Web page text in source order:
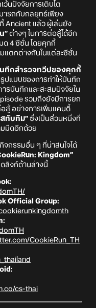
ว้นปัจจัยการเติบโต
ารถกับกลยุทธ์เพียง
Ancient แล้ว ผู้เล่นยัง
” ต่างๆ ในการต่อสู้ได้อีก
ด 4 ซีซั่น โดยคุกกี้
แตกต่างกันในแต่ละซีซั่น
ทึกสำรวจทวีปของคุกกี้
ปแบบของการทำให้บันทึก
รบันทึกและสะสมปัจจัยใน
รวมถึงยังมีการยก
สู้ อย่างการเพิ่มแคนดี้
ทับทิม” ซึ่งเป็นส่วนหนึ่งที่
มมืดอีกด้วย
จกรรมอื่น ๆ ที่น่าสนใจได้
Kingdom”
ดลิงก์ด้านล่างนี้
Official Group:
CookieRun_TH
cs-thai